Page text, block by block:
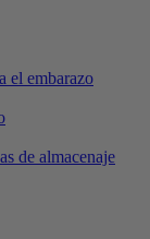
el embarazo
de almacenaje